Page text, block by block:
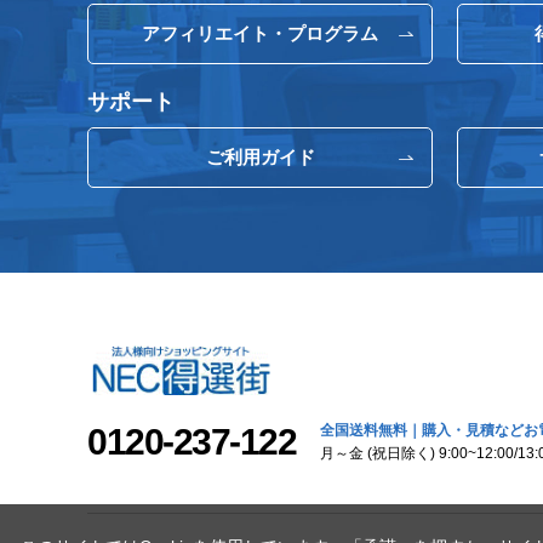
アフィリエイト・プログラム
サポート
ご利用ガイド
0120-237-122
全国送料無料｜購入・見積などお
月～金 (祝日除く) 9:00~12:00/